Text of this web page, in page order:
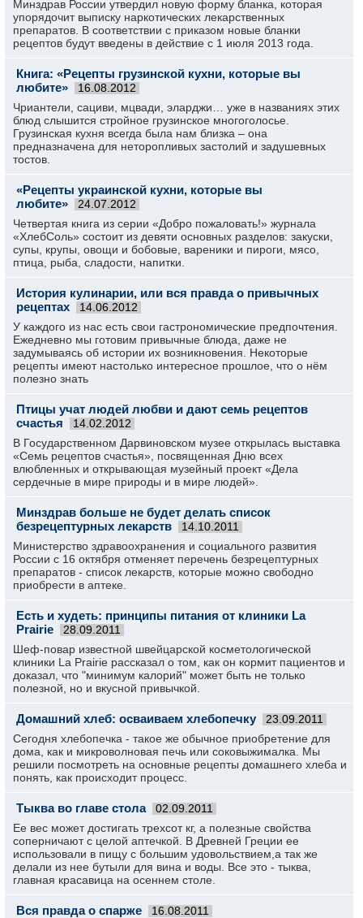
Минздрав России утвердил новую форму бланка, которая
упорядочит выписку наркотических лекарственных
препаратов. В соответствии с приказом новые бланки
рецептов будут введены в действие с 1 июля 2013 года.
Книга: «Рецепты грузинской кухни, которые вы
любите»
16.08.2012
Чриантели, сациви, мцвади, эларджи… уже в названиях этих
блюд слышится стройное грузинское многоголосье.
Грузинская кухня всегда была нам близка – она
предназначена для неторопливых застолий и задушевных
тостов.
«Рецепты украинской кухни, которые вы
любите»
24.07.2012
Четвертая книга из серии «Добро пожаловать!» журнала
«ХлебСоль» состоит из девяти основных разделов: закуски,
супы, крупы, овощи и бобовые, вареники и пироги, мясо,
птица, рыба, сладости, напитки.
История кулинарии, или вся правда о привычных
рецептах
14.06.2012
У каждого из нас есть свои гастрономические предпочтения.
Ежедневно мы готовим привычные блюда, даже не
задумываясь об истории их возникновения. Некоторые
рецепты имеют настолько интересное прошлое, что о нём
полезно знать
Птицы учат людей любви и дают семь рецептов
счастья
14.02.2012
В Государственном Дарвиновском музее открылась выставка
«Семь рецептов счастья», посвященная Дню всех
влюбленных и открывающая музейный проект «Дела
сердечные в мире природы и в мире людей».
Минздрав больше не будет делать список
безрецептурных лекарств
14.10.2011
Министерство здравоохранения и социального развития
России с 16 октября отменяет перечень безрецептурных
препаратов - список лекарств, которые можно свободно
приобрести в аптеке.
Есть и худеть: принципы питания от клиники La
Prairie
28.09.2011
Шеф-повар известной швейцарской косметологической
клиники La Prairie рассказал о том, как он кормит пациентов и
доказал, что "минимум калорий" может быть не только
полезной, но и вкусной привычкой.
Домашний хлеб: осваиваем хлебопечку 23.09.2011
Сегодня хлебопечка - такое же обычное приобретение для
дома, как и микроволновая печь или соковыжималка. Мы
решили посмотреть на основные рецепты домашнего хлеба и
понять, как происходит процесс.
Тыква во главе стола 02.09.2011
Ее вес может достигать трехсот кг, а полезные свойства
соперничают с целой аптечкой. В Древней Греции ее
использовали в пищу с большим удовольствием,а так же
делали из нее бутыли для вина и воды. Все это - тыква,
главная красавица на осеннем столе.
Вся правда о спарже 16.08.2011